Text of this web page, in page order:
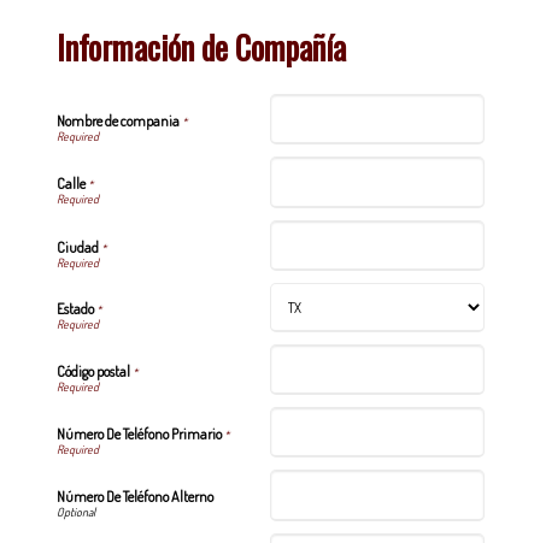
Información de Compañía
Nombre de compania*
Calle*
Ciudad *
Estado*
Código postal *
Número De Teléfono Primario*
Número De Teléfono Alterno